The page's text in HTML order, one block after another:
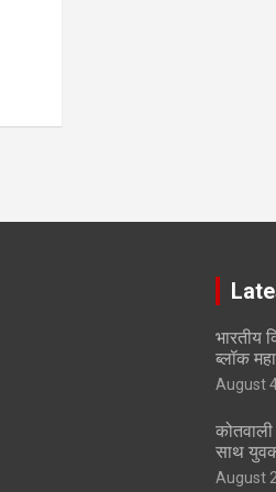
भारतीय
ब्लॉक
August
साथ युवक
August